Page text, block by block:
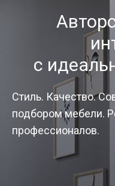
с
Стиль. Качество.
подбором мебели.
профессионалов.